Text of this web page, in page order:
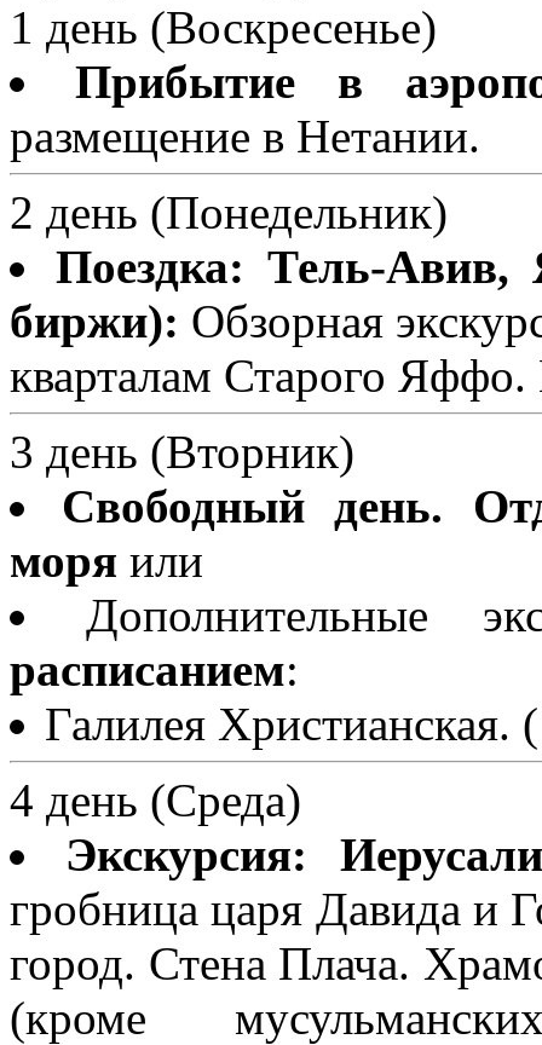
1 день (Воскресенье)
Прибытие в
размещение в Нетании.
2 день (Понедельник)
Поездка: Тель-
биржи): Обзорная
кварталам Старого
3 день (Вторник)
Свободный день.
моря или
Дополнительные
расписанием:
Галилея Христианская.
4 день (Среда)
Экскурсия:
гробница царя Давида и
город. Стена Плача.
(кроме